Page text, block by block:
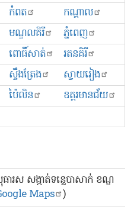
កំពត
កណ្ដាល
មណ្ឌលគិរី
ភ្នំពេញ
ពោធិ៍សាត់
រតនគិរី
ស្ទឹងត្រែង
ស្វាយរៀង
ប៉ៃលិន
ឧត្ដរមានជ័យ
ារស សង្កាត់ទន្លេបាសាក់ ខណ្ឌ
Maps )